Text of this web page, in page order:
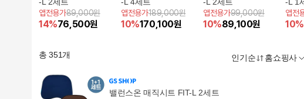
앱전용가89,000원
14%76,500원
앱전용가189,000원
10%170,100원
앱전용가99,000원
10%89,100원
앱전
10%
총351개 인기순 홈쇼핑사
밸런스온 매직시트 FIT-L 2세트